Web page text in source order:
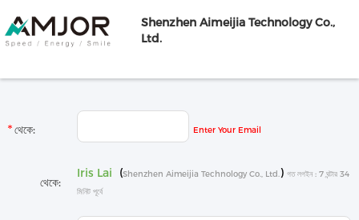
Shenzhen Aimeijia Technology Co.,
Ltd.
থেকে: Enter Your Email
থেকে:
Iris Lai (Shenzhen Aimeijia Technology Co., Ltd.) গত লগইন : 7 ঘন্টার 34
মিনিট পূর্বে